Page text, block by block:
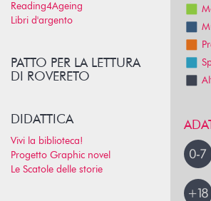
Reading4Ageing
Libri d'argento
PATTO PER LA LETTURA
DI ROVERETO
DIDATTICA
Vivi la biblioteca!
Progetto Graphic novel
Le Scatole delle storie